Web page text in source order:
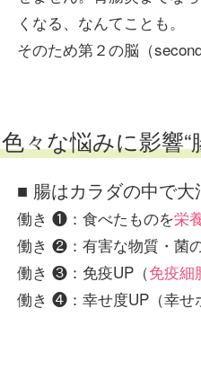
くなる、なんてことも。
そのため第２の脳（
色々な悩みに影響
■ 腸はカラダの中で大
働き ❶：食べたものを栄
働き ❷：有害な物質・菌
働き ❸：免疫UP（免疫細
働き ❹：幸せ度UP（幸せ